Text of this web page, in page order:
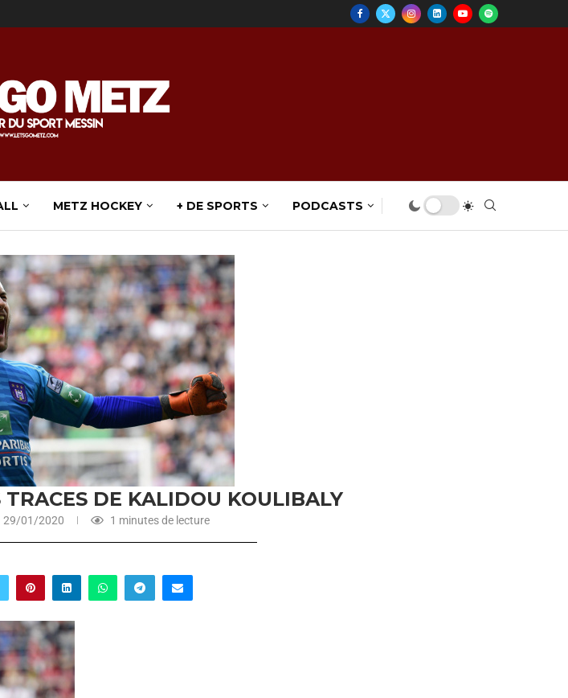
METZ HOCKEY + DE SPORTS PODCASTS
DE KALIDOU KOULIBALY
29/01/2020 1 minutes de lecture